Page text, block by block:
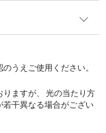
うえご使用ください。
ますが、 光の当たり方
干異なる場合がござい